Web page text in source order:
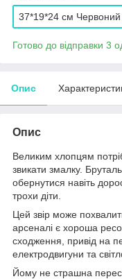
37*19*24 см Червоний
Готово до відправки 3
Опис
Опис
Великим хлопцям
звикати змалку.
обернутися навіть
трохи діти.
Цей звір може
арсеналі є хороша
сходження, привід на
електродвигуни та
Йому не страшна